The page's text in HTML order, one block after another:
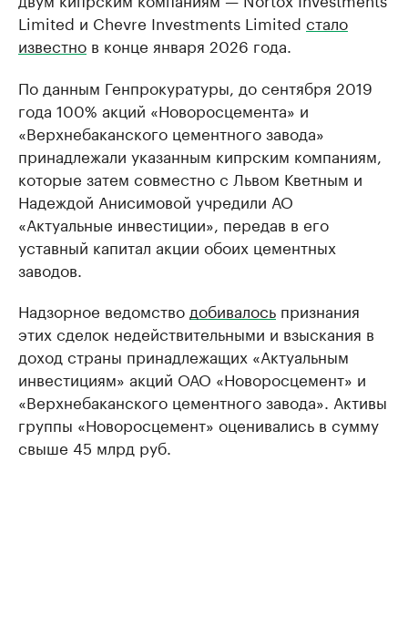
Limited и Chevre Investments Limited стало
известно в конце января 2026 года.
По данным Генпрокуратуры, до сентября 2019
года 100% акций «Новоросцемента» и
«Верхнебаканского цементного завода»
принадлежали указанным кипрским компаниям,
которые затем совместно с Львом Кветным и
Надеждой Анисимовой учредили АО
«Актуальные инвестиции», передав в его
уставный капитал акции обоих цементных
заводов.
Надзорное ведомство добивалось признания
этих сделок недействительными и взыскания в
доход страны принадлежащих «Актуальным
инвестициям» акций ОАО «Новоросцемент» и
«Верхнебаканского цементного завода». Активы
группы «Новоросцемент» оценивались в сумму
свыше 45 млрд руб.